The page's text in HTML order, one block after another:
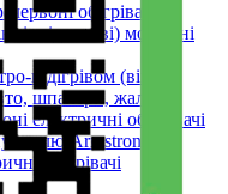
обігрівачі
підлогові) мобільні
підігрівом (вікон,
шпалери, жалюзі)
електричні обігрівачі
стелю Armstrong)
обігрівачі